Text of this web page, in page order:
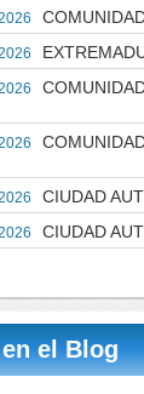
CIUDAD
CIUDAD
el Blog